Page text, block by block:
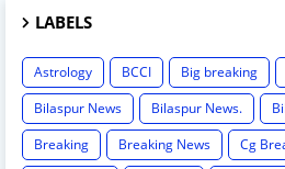
LABELS
Astrology BCCI Big breaking
Bilaspur News
Bilaspur News.
Breaking
Breaking News Cg